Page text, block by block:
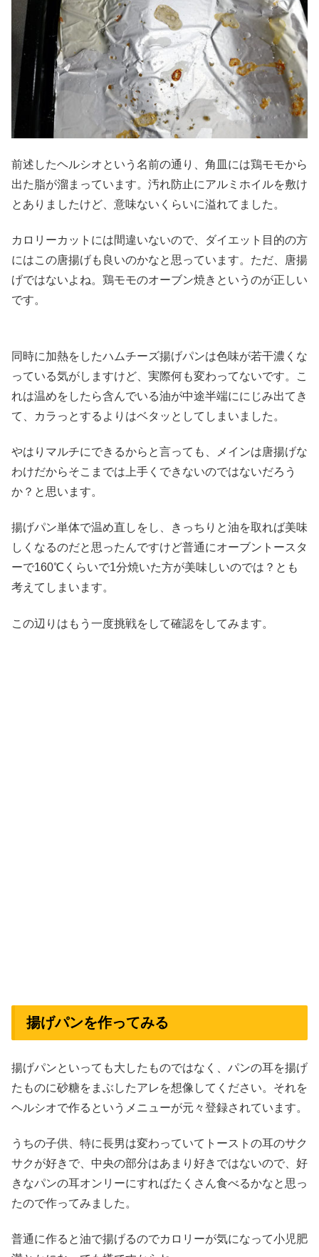
前述したヘルシオという名前の通り、角皿には鶏モモから
出た脂が溜まっています。汚れ防止にアルミホイルを敷け
とありましたけど、意味ないくらいに溢れてました。
カロリーカットには間違いないので、ダイエット目的の方
にはこの唐揚げも良いのかなと思っています。ただ、唐揚
げではないよね。鶏モモのオーブン焼きというのが正しい
です。
同時に加熱をしたハムチーズ揚げパンは色味が若干濃くな
っている気がしますけど、実際何も変わってないです。こ
れは温めをしたら含んでいる油が中途半端ににじみ出てき
て、カラっとするよりはベタッとしてしまいました。
やはりマルチにできるからと言っても、メインは唐揚げな
わけだからそこまでは上手くできないのではないだろう
か？と思います。
揚げパン単体で温め直しをし、きっちりと油を取れば美味
しくなるのだと思ったんですけど普通にオーブントースタ
ーで160℃くらいで1分焼いた方が美味しいのでは？とも
考えてしまいます。
この辺りはもう一度挑戦をして確認をしてみます。
揚げパンを作ってみる
揚げパンといっても大したものではなく、パンの耳を揚げ
たものに砂糖をまぶしたアレを想像してください。それを
ヘルシオで作るというメニューが元々登録されています。
うちの子供、特に長男は変わっていてトーストの耳のサク
サクが好きで、中央の部分はあまり好きではないので、好
きなパンの耳オンリーにすればたくさん食べるかなと思っ
たので作ってみました。
普通に作ると油で揚げるのでカロリーが気になって小児肥